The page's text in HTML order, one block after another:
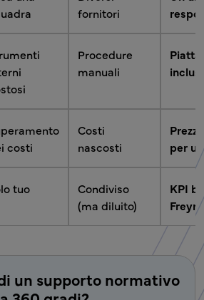
fornitori
Procedure
manuali
costi
Costi
nascosti
per
tuo
Condiviso
(ma diluito)
KPI
Freyr
un supporto normativo